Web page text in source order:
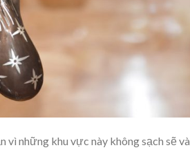
những khu vực này không sạch sẽ và